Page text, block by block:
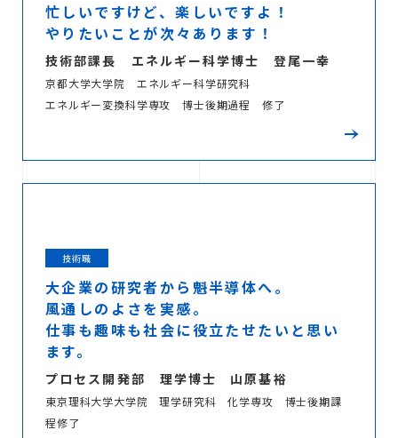
忙しいですけど、楽しいですよ！
やりたいことが次々あります！
技術部課長 エネルギー科学博士 登尾一幸
京都大学大学院 エネルギー科学研究科
エネルギー変換科学専攻 博士後期過程 修了
技術職
大企業の研究者から魁半導体へ。
風通しのよさを実感。
仕事も趣味も社会に役立たせたいと思い
ます。
プロセス開発部 理学博士 山原基裕
東京理科大学大学院 理学研究科 化学専攻 博士後期課
程修了